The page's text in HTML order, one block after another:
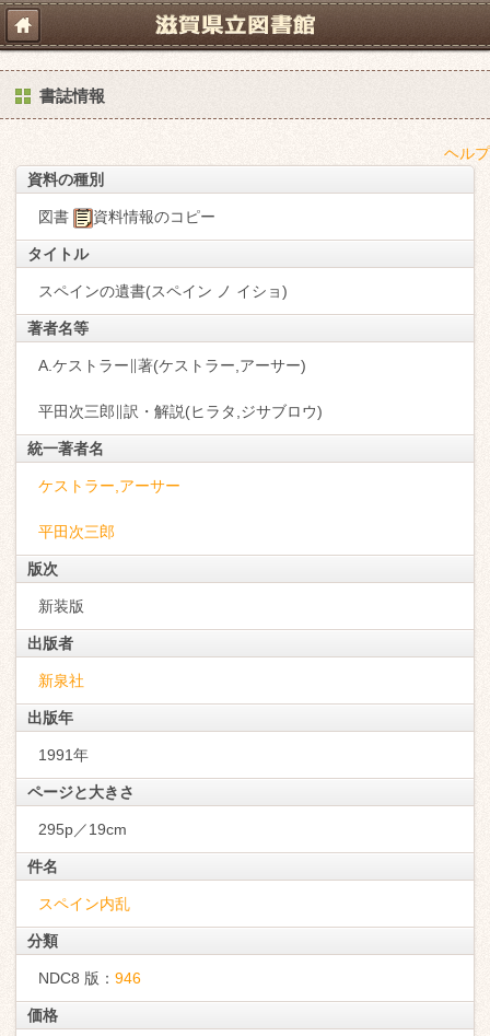
書誌情報
ヘルプ
資料の種別
図書 資料情報のコピー
タイトル
スペインの遺書(スペイン ノ イショ)
著者名等
A.ケストラー∥著(ケストラー,アーサー)
平田次三郎∥訳・解説(ヒラタ,ジサブロウ)
統一著者名
ケストラー,アーサー
平田次三郎
版次
新装版
出版者
新泉社
出版年
1991年
ページと大きさ
295p／19cm
件名
スペイン内乱
分類
NDC8 版： 946
価格